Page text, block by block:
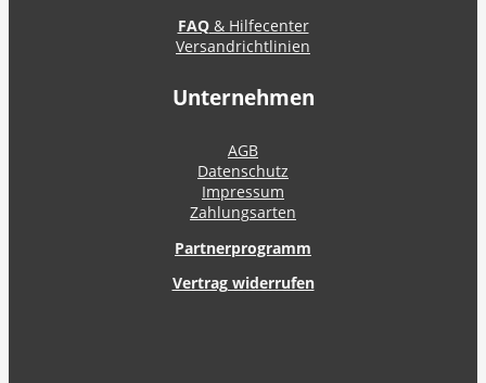
FAQ& Hilfecenter
Versandrichtlinien
Unternehmen
AGB
Datenschutz
Impressum
Zahlungsarten
Partnerprogramm
Vertrag widerrufen